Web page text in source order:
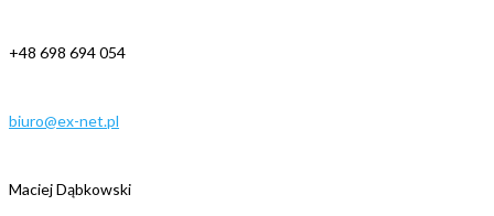
+48 698 694 054
biuro@ex-net.pl
Maciej Dąbkowski